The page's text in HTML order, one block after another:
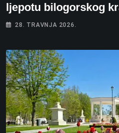
ljepotu bilogorskog
28. TRAVNJA 2026.